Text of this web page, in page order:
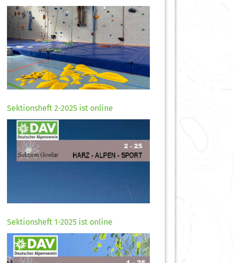
Sektionsheft 2-2025 ist online
Sektionsheft 1-2025 ist online